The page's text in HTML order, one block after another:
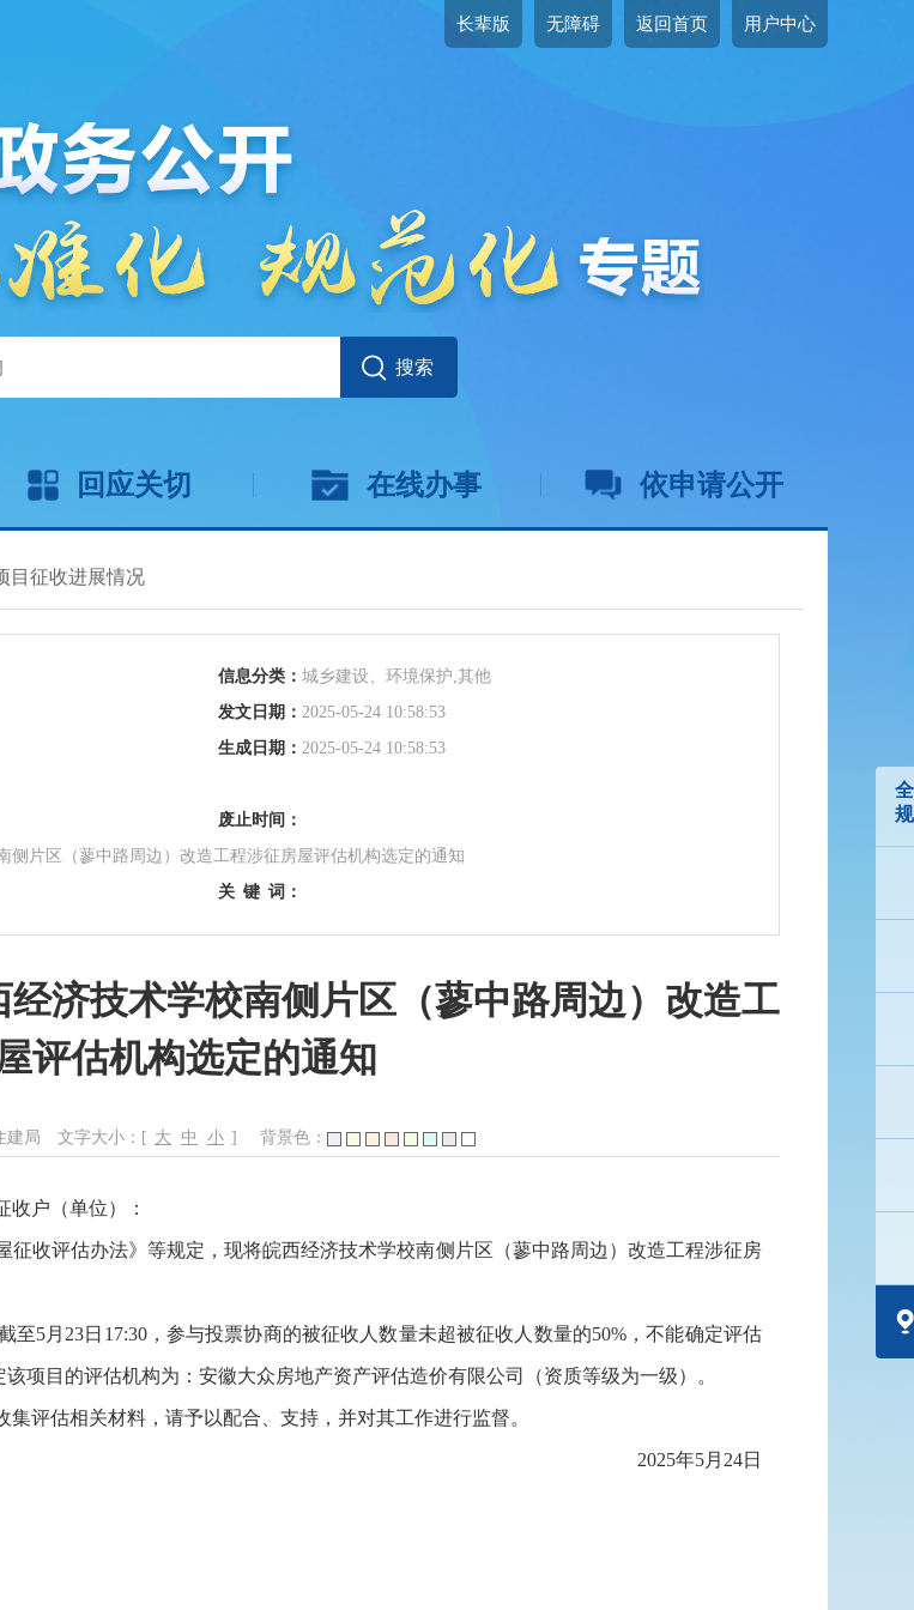
长辈版 无障碍 返回首页 用户中心
回应关切 在线办事 依申请公开
目征收进展情况
信息分类： 城乡建设、环境保护,其他
发文日期： 2025-05-24 10:58:53
生成日期： 2025-05-24 10:58:53
废止时间：
片区（蓼中路周边）改造工程涉征房屋评估机构选定的通知
关 键 词：
济技术学校南侧片区（蓼中路周边）改造工
评估机构选定的通知
建局 文字大小：[ 大 中 小 ] 背景色：
户（单位）：
收评估办法》等规定，现将皖西经济技术学校南侧片区（蓼中路周边）改造工程涉征房
5月23日17:30，参与投票协商的被征收人数量未超被征收人数量的50%，不能确定评估
项目的评估机构为：安徽大众房地产资产评估造价有限公司（资质等级为一级）。
评估相关材料，请予以配合、支持，并对其工作进行监督。
2025年5月24日